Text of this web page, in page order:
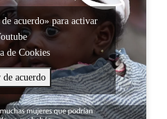
acuerdo» para activar
de Cookies
de acuerdo